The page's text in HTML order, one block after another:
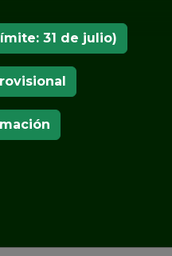
31 de julio)